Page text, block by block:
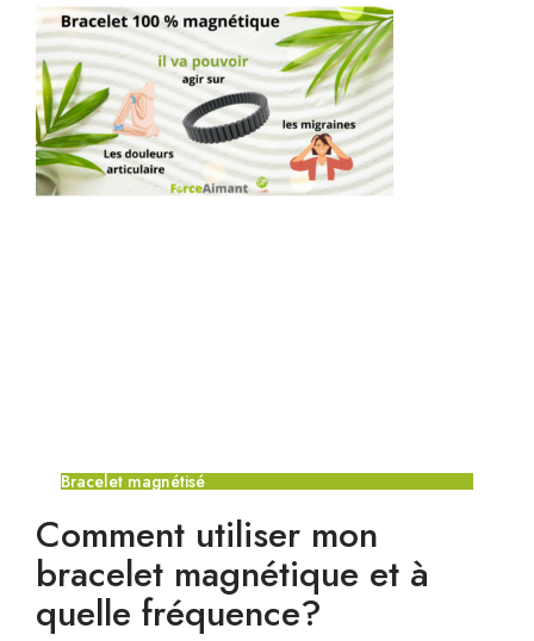
Bracelet magnétisé
Comment utiliser mon
bracelet magnétique et à
quelle fréquence?